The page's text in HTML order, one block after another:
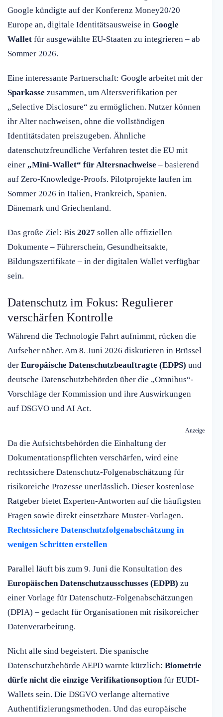
Google kündigte auf der Konferenz Money20/20
Europe an, digitale Identitätsausweise in Google
Wallet für ausgewählte EU-Staaten zu integrieren – ab
Sommer 2026.
Eine interessante Partnerschaft: Google arbeitet mit der
Sparkasse zusammen, um Altersverifikation per
„Selective Disclosure“ zu ermöglichen. Nutzer können
ihr Alter nachweisen, ohne die vollständigen
Identitätsdaten preiszugeben. Ähnliche
datenschutzfreundliche Verfahren testet die EU mit
einer „Mini-Wallet“ für Altersnachweise – basierend
auf Zero-Knowledge-Proofs. Pilotprojekte laufen im
Sommer 2026 in Italien, Frankreich, Spanien,
Dänemark und Griechenland.
Das große Ziel: Bis 2027 sollen alle offiziellen
Dokumente – Führerschein, Gesundheitsakte,
Bildungszertifikate – in der digitalen Wallet verfügbar
sein.
Datenschutz im Fokus: Regulierer
verschärfen Kontrolle
Während die Technologie Fahrt aufnimmt, rücken die
Aufseher näher. Am 8. Juni 2026 diskutieren in Brüssel
der Europäische Datenschutzbeauftragte (EDPS) und
deutsche Datenschutzbehörden über die „Omnibus“-
Vorschläge der Kommission und ihre Auswirkungen
auf DSGVO und AI Act.
Anzeige
Da die Aufsichtsbehörden die Einhaltung der
Dokumentationspflichten verschärfen, wird eine
rechtssichere Datenschutz-Folgenabschätzung für
risikoreiche Prozesse unerlässlich. Dieser kostenlose
Ratgeber bietet Experten-Antworten auf die häufigsten
Fragen sowie direkt einsetzbare Muster-Vorlagen.
Rechtssichere Datenschutzfolgenabschätzung in
wenigen Schritten erstellen
Parallel läuft bis zum 9. Juni die Konsultation des
Europäischen Datenschutzausschusses (EDPB) zu
einer Vorlage für Datenschutz-Folgenabschätzungen
(DPIA) – gedacht für Organisationen mit risikoreicher
Datenverarbeitung.
Nicht alle sind begeistert. Die spanische
Datenschutzbehörde AEPD warnte kürzlich: Biometrie
dürfe nicht die einzige Verifikationsoptionfür EUDI-
Wallets sein. Die DSGVO verlange alternative
Authentifizierungsmethoden. Und das europäische